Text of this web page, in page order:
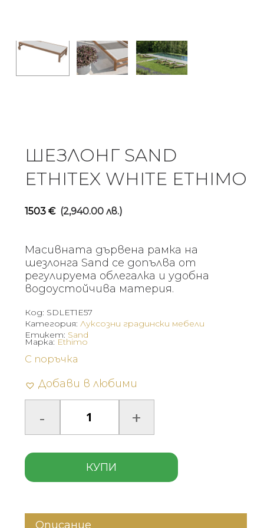
ШЕЗЛОНГ SAND
ETHITEX WHITE ETHIMO
1503 € (2,940.00 лв.)
Масивната дървена рамка на
шезлонга Sand се допълва от
регулируема облегалка и удобна
водоустойчива материя.
Код: SDLET1E57
Категория: Луксозни градински мебели
Етикет: Sand
С поръчка
Добави в любими
КУПИ
Марка: Ethimo
Описание